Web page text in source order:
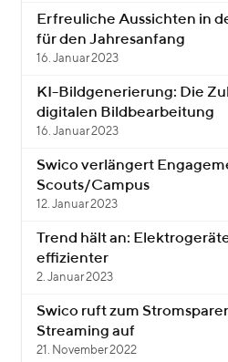
16. Januar 2023
Erfreuliche Aussichten in
für den Jahresanfang
16. Januar 2023
KI-Bildgenerierung: Die
digitalen Bildbearbeitung
12. Januar 2023
Swico verlängert
Scouts/Campus
2. Januar 2023
Trend hält an:
effizienter
21. November 2022
Swico ruft zum
Streaming auf